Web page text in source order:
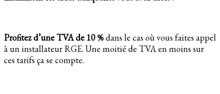
Profitez d’une TVA de 10 %dans le cas où vous faites appel
à un installateur RGE. Une moitié de TVA en moins sur
ces tarifs ça se compte.